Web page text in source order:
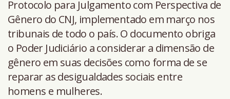
Protocolo para Julgamento com Perspectiva de
Gênero do CNJ, implementado em março nos
tribunais de todo o país. O documento obriga
o Poder Judiciário a considerar a dimensão de
gênero em suas decisões como forma de se
reparar as desigualdades sociais entre
homens e mulheres.